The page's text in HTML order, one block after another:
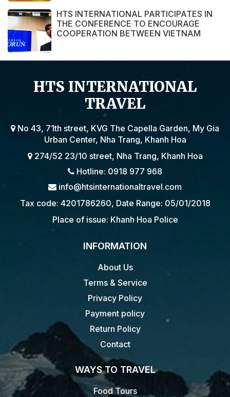
HTS INTERNATIONAL PARTICIPATES IN
THE CONFERENCE TO ENCOURAGE
COOPERATION BETWEEN VIETNAM
POLAND
HTS INTERNATIONAL
TRAVEL
No 43, 71th street, KVG The Capella Garden, My Gia
Urban Center, Nha Trang, Khanh Hoa
274/52 23/10 street, Nha Trang, Khanh Hoa
Hotline: 0918 977 968
info@htsinternationaltravel.com
Tax code: 4201786260, Date Range: 05/01/2018
Place of issue: Khanh Hoa Police
INFORMATION
About Us
Terms & Service
Privacy Policy
Payment policy
Return Policy
Contact
WAYS TO TRAVEL
Food Tours